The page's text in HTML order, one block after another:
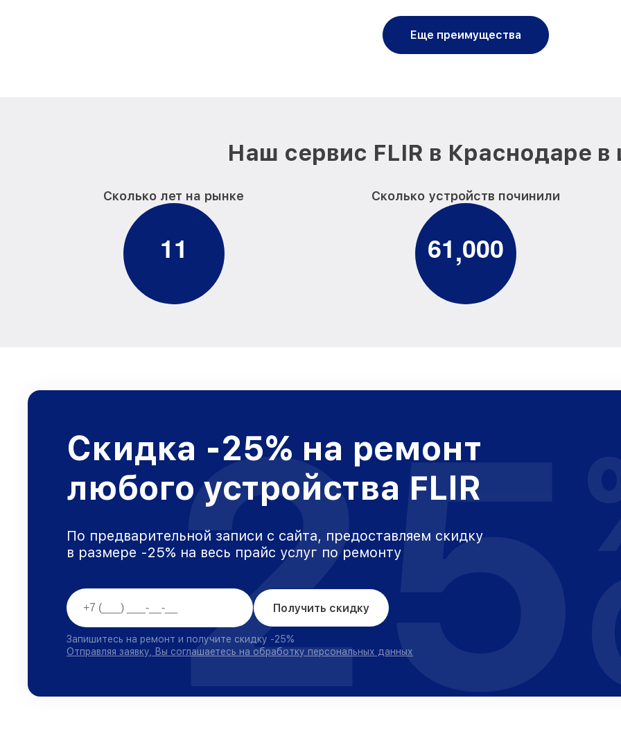
Еще преимущества
Наш сервис FLIR в Краснодаре в
Сколько лет на рынке
11
Сколько устройств починили
61,000
Скидка -25% на ремонт
любого устройства FLIR
По предварительной записи с сайта, предоставляем скидку
в размере -25% на весь прайс услуг по ремонту
Получить скидку
Запишитесь на ремонт и получите скидку -25%
Отправляя заявку, Вы соглашаетесь на обработку персональных данных
25